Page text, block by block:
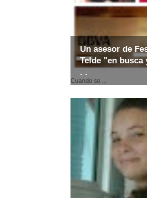
Un asesor de
Telde "en busca
. .
Cuando se ...